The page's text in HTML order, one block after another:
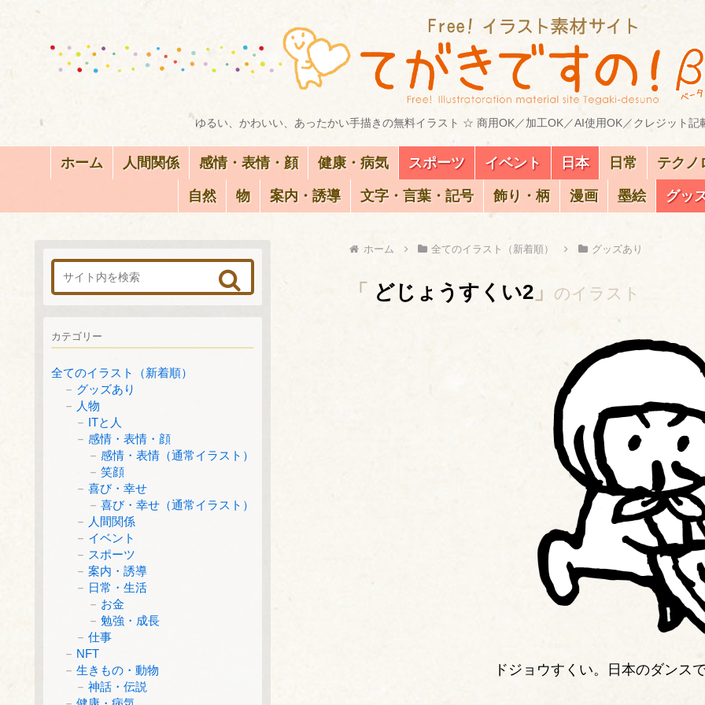
ゆるい、かわいい、あったかい手描きの無料イラスト ☆ 商用OK／加工OK／AI使用OK／クレジット
ホーム 人間関係 感情・表情・顔 健康・病気 スポーツ イベント 日本 日常 テクノ
自然 物 案内・誘導 文字・言葉・記号 飾り・柄 漫画 墨絵 グッ
ホーム 全てのイラスト（新着順） グッズあり
「 どじょうすくい2 」 のイラスト
ドジョウすくい。日本のダンス
カテゴリー
全てのイラスト（新着順）
グッズあり
人物
ITと人
感情・表情・顔
感情・表情（通常イラスト）
笑顔
喜び・幸せ
喜び・幸せ（通常イラスト）
人間関係
イベント
スポーツ
案内・誘導
日常・生活
お金
勉強・成長
仕事
NFT
生きもの・動物
神話・伝説